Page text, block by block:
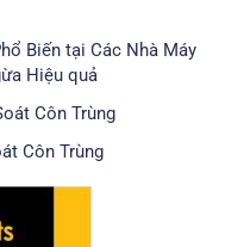
Biến tại Các Nhà Máy
Hiệu quả
Côn Trùng
Côn Trùng